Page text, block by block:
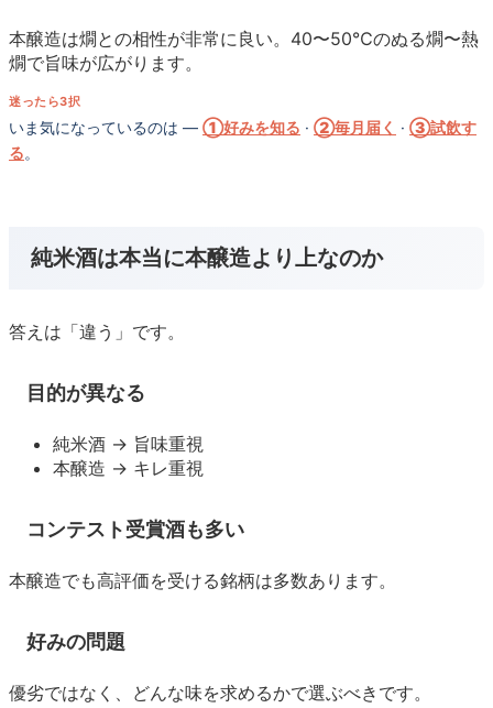
本醸造は燗との相性が非常に良い。40〜50℃のぬる燗〜熱
燗で旨味が広がります。
迷ったら3択
いま気になっているのは — ①好みを知る · ②毎月届く · ③試飲す
る。
純米酒は本当に本醸造より上なのか
答えは「違う」です。
目的が異なる
純米酒 → 旨味重視
本醸造 → キレ重視
コンテスト受賞酒も多い
本醸造でも高評価を受ける銘柄は多数あります。
好みの問題
優劣ではなく、どんな味を求めるかで選ぶべきです。